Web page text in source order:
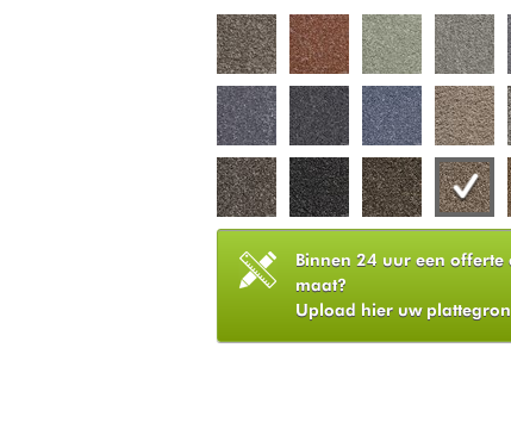
Binnen 24 uur een offerte
maat?
Upload hier uw